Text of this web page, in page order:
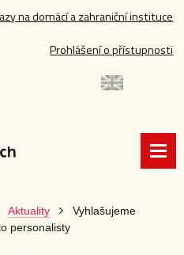
na domácí a zahraniční instituce
Prohlášení o přístupnosti
Aktuality
Vyhlašujeme
personalisty